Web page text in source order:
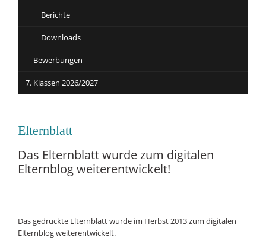
Berichte
Downloads
Bewerbungen
7. Klassen 2026/2027
Elternblatt
Das Elternblatt wurde zum digitalen
Elternblog weiterentwickelt!
Das gedruckte Elternblatt wurde im Herbst 2013 zum digitalen
Elternblog weiterentwickelt.